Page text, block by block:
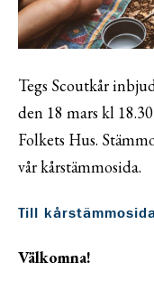
Tegs Scoutkår
den 18 mars kl
Folkets Hus.
vår kårstämmosida.
Till
Välkomna!